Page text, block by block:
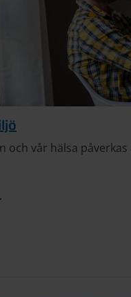
och vår hälsa påverkas